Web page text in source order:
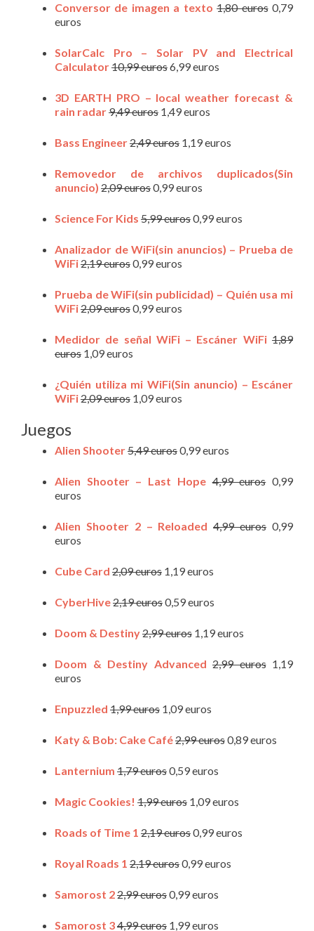
Conversor de imagen a texto 1,80 euros0,79
euros
SolarCalc Pro – Solar PV and Electrical
Calculator10,99 euros6,99 euros
3D EARTH PRO – local weather forecast &
rain radar9,49 euros 1,49 euros
Bass Engineer2,49 euros 1,19 euros
Removedor de archivos duplicados(Sin
anuncio) 2,09 euros0,99 euros
Science For Kids 5,99 euros0,99 euros
Analizador de WiFi(sin anuncios) – Prueba de
WiFi2,19 euros0,99 euros
Prueba de WiFi(sin publicidad) – Quién usa mi
WiFi2,09 euros0,99 euros
Medidor de señal WiFi – Escáner WiFi 1,89
euros 1,09 euros
¿Quién utiliza mi WiFi(Sin anuncio) – Escáner
WiFi2,09 euros 1,09 euros
Juegos
Alien Shooter5,49 euros0,99 euros
Alien Shooter – Last Hope 4,99 euros0,99
euros
Alien Shooter 2 – Reloaded 4,99 euros0,99
euros
Cube Card 2,09 euros 1,19 euros
CyberHive2,19 euros0,59 euros
Doom & Destiny2,99 euros 1,19 euros
Doom & Destiny Advanced 2,99 euros1,19
euros
Enpuzzled 1,99 euros 1,09 euros
Katy & Bob: Cake Café2,99 euros0,89 euros
Lanternium 1,79 euros0,59 euros
Magic Cookies! 1,99 euros 1,09 euros
Roads of Time 1 2,19 euros0,99 euros
Royal Roads 1 2,19 euros0,99 euros
Samorost 22,99 euros0,99 euros
Samorost 34,99 euros 1,99 euros